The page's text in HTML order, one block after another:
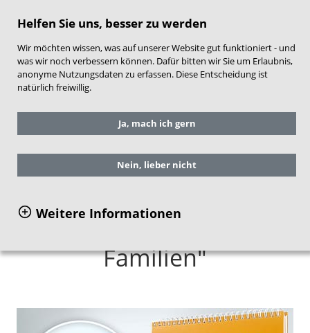
Helfen Sie uns, besser zu werden
Wir möchten wissen, was auf unserer Website gut funktioniert - und
was wir noch verbessern können. Dafür bitten wir Sie um Erlaubnis,
anonyme Nutzungsdaten zu erfassen. Diese Entscheidung ist
natürlich freiwillig.
Ja, mach ich gern
Nein, lieber nicht
Weitere Informationen
Sie befinden sich hier: Service
Materialien für Eltern und Familien
Familien"